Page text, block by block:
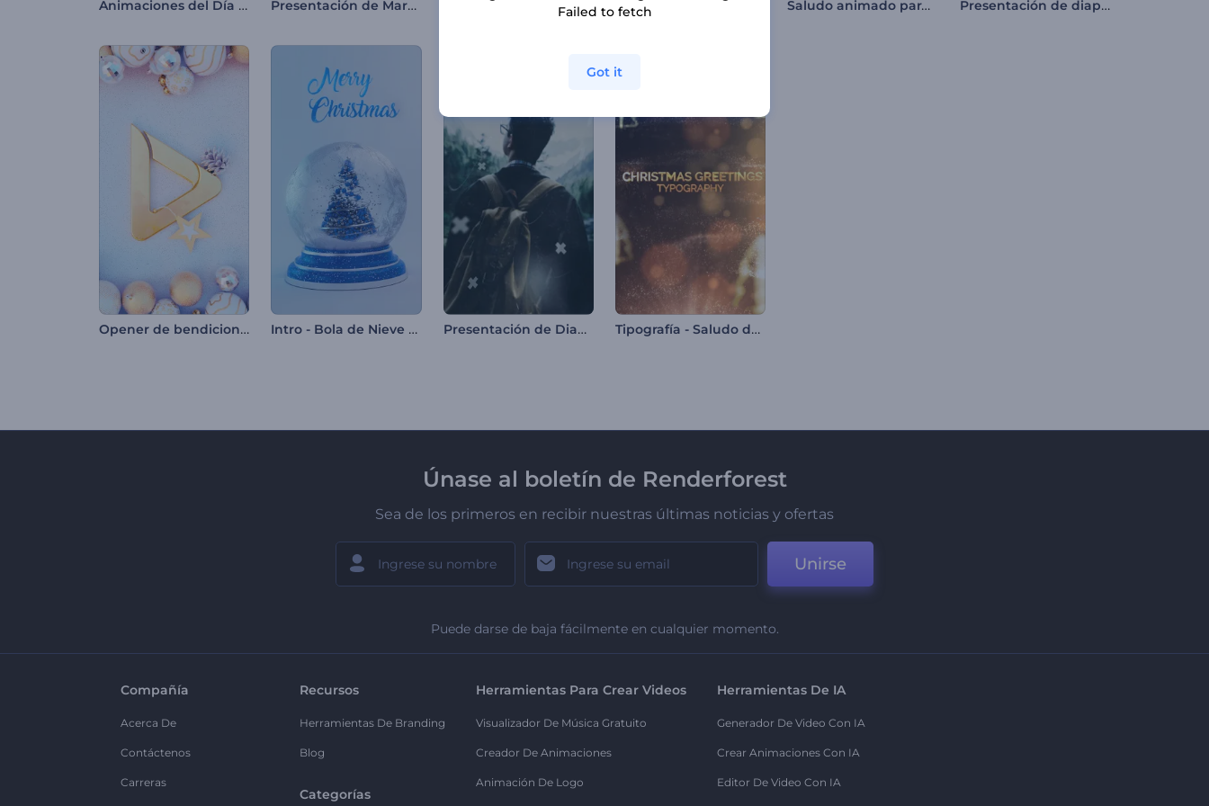
Animaciones del Día de la Independencia de la India Presentación de Marcos de Polaroids Saludo animado para Setsubun Presentación de diapositivas de cumpleaños infantiles
Opener de bendiciones navideñas Intro - Bola de Nieve de Navidad Presentación de Diapositivas Parallax Moderna Tipografía - Saludo de Navidad
Únase al boletín de Renderforest
Sea de los primeros en recibir nuestras últimas noticias y ofertas
Unirse
Puede darse de baja fácilmente en cualquier momento.
Compañía
Acerca De
Contáctenos
Carreras
Recursos
Herramientas De Branding
Blog
Categorías
Herramientas Para Crear Videos
Visualizador De Música Gratuito
Creador De Animaciones
Animación De Logo
Herramientas De IA
Generador De Video Con IA
Crear Animaciones Con IA
Editor De Video Con IA
Failed to fetch
Got it